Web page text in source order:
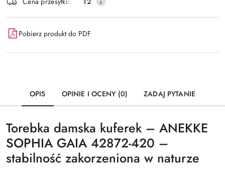
dostawa
Pobierz produkt do PDF
OPIS OPINIE I OCENY (0) ZADAJ PYTANIE
Torebka damska kuferek – ANEKKE
SOPHIA GAIA 42872-420 –
stabilność zakorzeniona w naturze